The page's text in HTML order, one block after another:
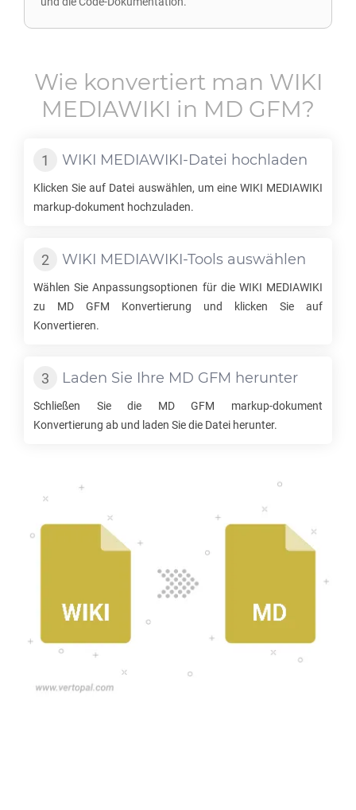
Wie konvertiert man WIKI
MEDIAWIKI in MD GFM?
WIKI MEDIAWIKI-Datei hochladen
Klicken Sie auf Datei auswählen, um eine WIKI MEDIAWIKI
markup-dokument hochzuladen.
WIKI MEDIAWIKI-Tools auswählen
Wählen Sie Anpassungsoptionen für die WIKI MEDIAWIKI
zu MD GFM Konvertierung und klicken Sie auf
Konvertieren.
Laden Sie Ihre MD GFM herunter
Schließen Sie die MD GFM markup-dokument
Konvertierung ab und laden Sie die Datei herunter.